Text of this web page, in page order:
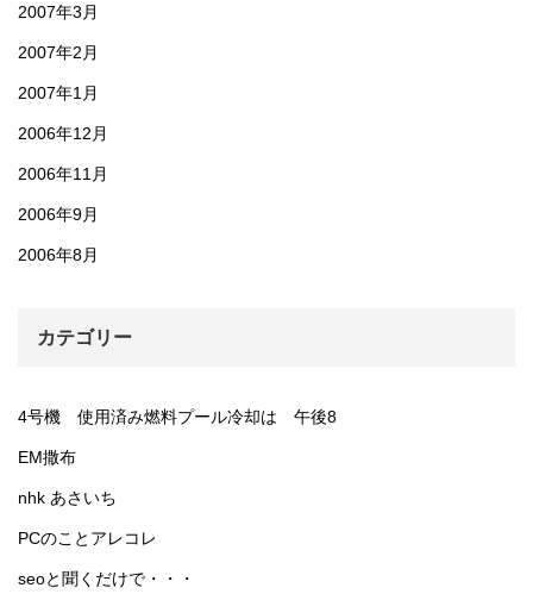
2007年3月
2007年2月
2007年1月
2006年12月
2006年11月
2006年9月
2006年8月
カテゴリー
4号機 使用済み燃料プール冷却は 午後8
EM撒布
nhk あさいち
PCのことアレコレ
seoと聞くだけで・・・